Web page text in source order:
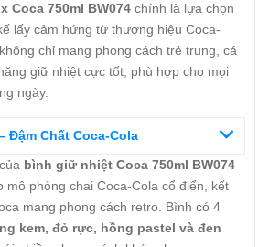
Coca 750ml BW074 chính là lựa chọn
lấy cảm hứng từ thương hiệu Coca-
chỉ mang phong cách trẻ trung, cá
giữ nhiệt cực tốt, phù hợp cho mọi
ngày.
Đậm Chất Coca-Cola
bình giữ nhiệt Coca 750ml BW074
mô phỏng chai Coca-Cola cổ điển, kết
mang phong cách retro. Bình có 4
kem, đỏ rực, hồng pastel và đen